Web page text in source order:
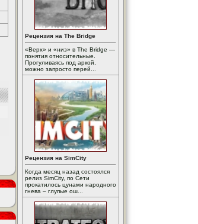
Рецензия на The Bridge
«Верх» и «низ» в The Bridge —
понятия относительные.
Прогуливаясь под аркой,
можно запросто перей...
Рецензия на SimCity
Когда месяц назад состоялся
релиз SimCity, по Сети
прокатилось цунами народного
гнева – глупые ош...